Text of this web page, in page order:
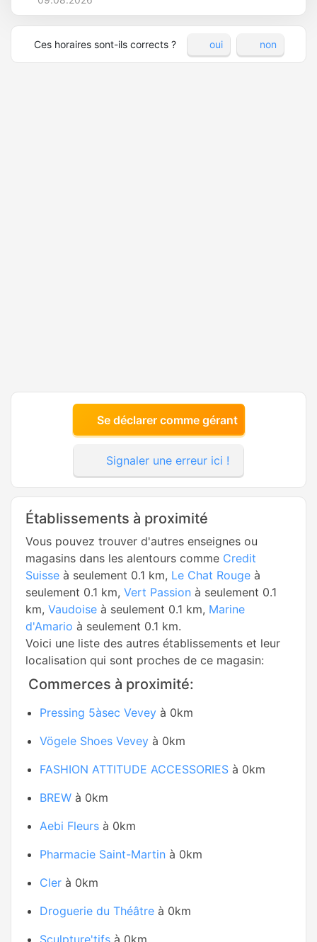
Ces horaires sont-ils corrects ? oui non
Se déclarer comme gérant
Signaler une erreur ici !
Établissements à proximité
Vous pouvez trouver d'autres enseignes ou
magasins dans les alentours comme Credit
Suisse à seulement 0.1 km, Le Chat Rouge à
seulement 0.1 km, Vert Passion à seulement 0.1
km, Vaudoise à seulement 0.1 km, Marine
d'Amario à seulement 0.1 km.
Voici une liste des autres établissements et leur
localisation qui sont proches de ce magasin:
Commerces à proximité:
Pressing 5àsec Vevey à 0km
Vögele Shoes Vevey à 0km
FASHION ATTITUDE ACCESSORIES à 0km
BREW à 0km
Aebi Fleurs à 0km
Pharmacie Saint-Martin à 0km
Cler à 0km
Droguerie du Théâtre à 0km
Sculpture'tifs à 0km